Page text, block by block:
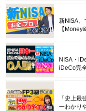
新NISA、
【
NISA・
iDeCo完
「史上
一わかり